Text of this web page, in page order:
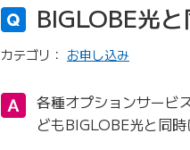
BIGLOBE光
カテゴリ： お申し込み
各種オプションサービ
どもBIGLOBE光と同時